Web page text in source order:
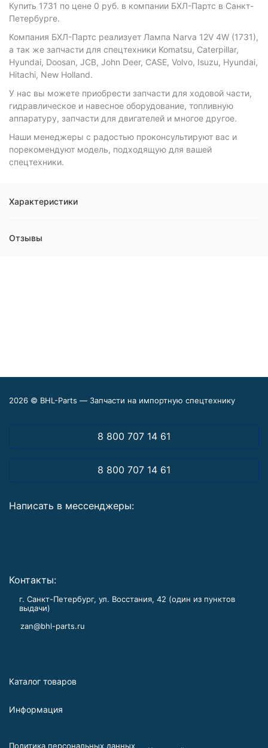
Купить 1731 по цене 0 руб. в компании БХЛ-Партс в Санкт-
Петербурге.
Компания БХЛ-Партс реализует Лампа Narva 12V 4W (1731),
а так же запчасти для спецтехники Komatsu, Caterpillar,
Hyundai, Doosan, JCB, John Deer, CASE, Volvo, Isuzu, Hyundai,
Hitachi, New Holland.
У нас вы можете приобрести запчасти для ходовой части,
гидравлическое и навесное оборудование, топливную
аппаратуру, запчасти для двигателей и многое другое.
Наши менеджеры с радостью проконсультируют вас и
порекомендуют модель, подходящую для вашей
спецтехники.
Характеристики
Отзывы
2026 © BHL-Parts — Запчасти на импортную спецтехнику
8 800 707 14 61
8 800 707 14 61
Написать в мессенджеры:
Контакты:
г. Санкт-Петербург, ул. Восстания, 42 (один из пунктов
выдачи)
zan@bhl-parts.ru
Каталог товаров
Информация
Политика персональных данных